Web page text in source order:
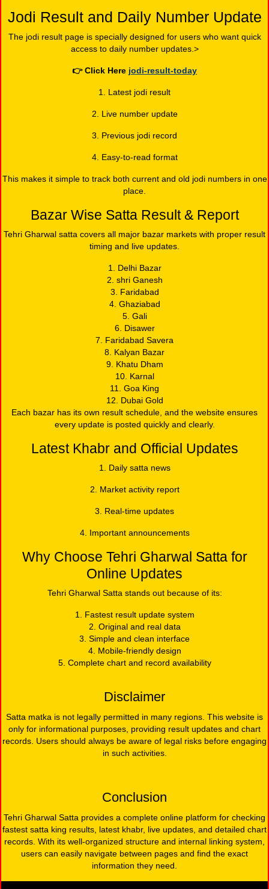
Jodi Result and Daily Number Update
The jodi result page is specially designed for users who want quick
access to daily number updates.>
👉Click Here jodi-result-today
1. Latest jodi result
2. Live number update
3. Previous jodi record
4. Easy-to-read format
This makes it simple to track both current and old jodi numbers in one
place.
Bazar Wise Satta Result & Report
Tehri Gharwal satta covers all major bazar markets with proper result
timing and live updates.
1. Delhi Bazar
2. shri Ganesh
3. Faridabad
4. Ghaziabad
5. Gali
6. Disawer
7. Faridabad Savera
8. Kalyan Bazar
9. Khatu Dham
10. Karnal
11. Goa King
12. Dubai Gold
Each bazar has its own result schedule, and the website ensures
every update is posted quickly and clearly.
Latest Khabr and Official Updates
1. Daily satta news
2. Market activity report
3. Real-time updates
4. Important announcements
Why Choose Tehri Gharwal Satta for
Online Updates
Tehri Gharwal Satta stands out because of its:
1. Fastest result update system
2. Original and real data
3. Simple and clean interface
4. Mobile-friendly design
5. Complete chart and record availability
Disclaimer
Satta matka is not legally permitted in many regions. This website is
only for informational purposes, providing result updates and chart
records. Users should always be aware of legal risks before engaging
in such activities.
Conclusion
Tehri Gharwal Satta provides a complete online platform for checking
fastest satta king results, latest khabr, live updates, and detailed chart
records. With its well-organized structure and internal linking system,
users can easily navigate between pages and find the exact
information they need.